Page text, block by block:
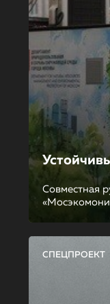
Совместная
СПЕЦПРОЕКТ